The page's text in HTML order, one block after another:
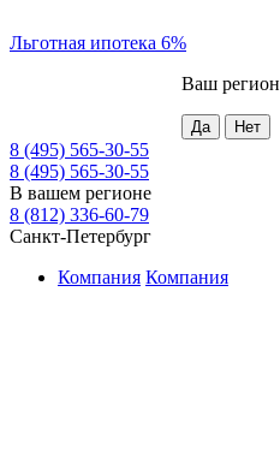
Льготная ипотека 6%
Ваш регион
8 (495) 565-30-55
8 (495) 565-30-55
В вашем регионе
8 (812) 336-60-79
Санкт-Петербург
Компания Компания